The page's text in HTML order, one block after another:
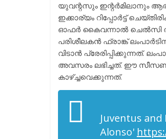
യുവന്റസും ഇന്റർമിലാനും
ഇക്കാര്യം റിപ്പോർട്ട്‌
ഓഫർ കൈവന്നാൽ ചെൽസി
പരിശീലകൻ ഫ്രാങ്ക്
വിടാൻ പ്രേരിപ്പിക്കുന്നത്.
അവസരം ലഭിച്ചത്. ഈ
കാഴ്ച്ചവെക്കുന്നത്.
Juventus
Alonso'